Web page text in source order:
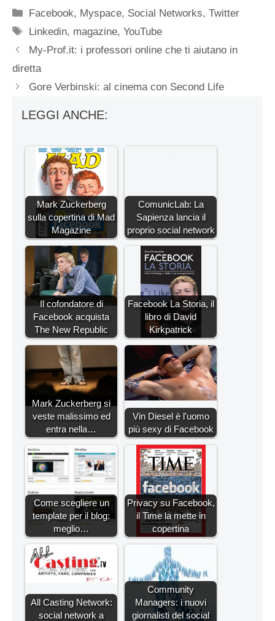
Categorie
Facebook, Myspace, Social Networks,Twitter
Tag
Linkedin, magazine,YouTube
My-Prof.it: i professori online che ti aiutano in
diretta
Gore Verbinski: al cinema con Second Life
LEGGI ANCHE:
Mark Zuckerberg
sulla copertina di Mad
Magazine
ComunicLab: La
Sapienza lancia il
proprio social network
Il cofondatore di
Facebook acquista
The New Republic
Facebook La Storia, il
libro di David
Kirkpatrick
Mark Zuckerberg si
veste malissimo ed
entra nella…
Vin Diesel è l'uomo
più sexy di Facebook
Come scegliere un
template per il blog:
meglio…
Privacy su Facebook,
il Time la mette in
copertina
All Casting Network:
social network a
Community
Managers: i nuovi
giornalisti del social